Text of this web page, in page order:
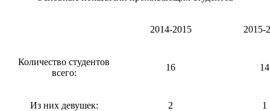
2014-2015 2015-
Количество студентов
всего:
16 14
Из них девушек: 2 1